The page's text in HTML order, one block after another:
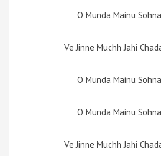
O Munda Mainu
Ve Jinne Muchh Jahi
O Munda Mainu
O Munda Mainu
Ve Jinne Muchh Jahi